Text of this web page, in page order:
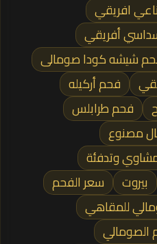
افريقي
أفريقي
شيشه كودا صومالى
فحم أركيله
فحم طرابلس
مصنوع
وتدفئة
بيروت
سعر الفحم
للمقاهي
الصومالي